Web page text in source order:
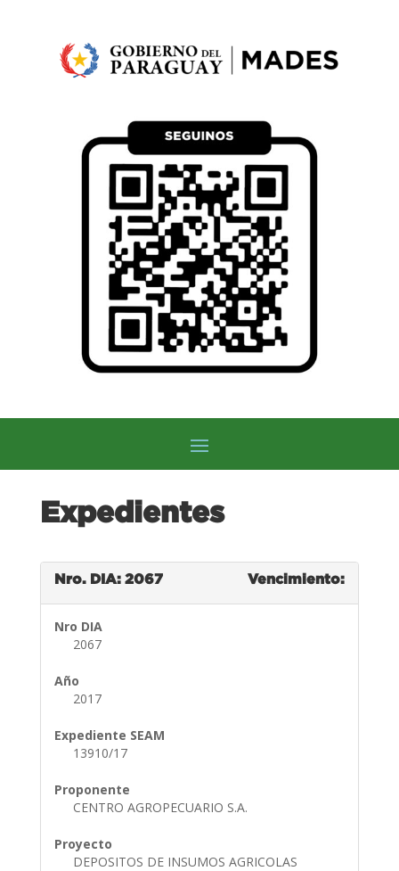
Expedientes
Nro. DIA: 2067 Vencimiento:
Nro DIA
2067
Año
2017
Expediente SEAM
13910/17
Proponente
CENTRO AGROPECUARIO S.A.
Proyecto
DEPOSITOS DE INSUMOS AGRICOLAS